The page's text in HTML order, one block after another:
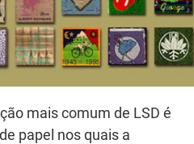
mais comum de LSD é
papel nos quais a